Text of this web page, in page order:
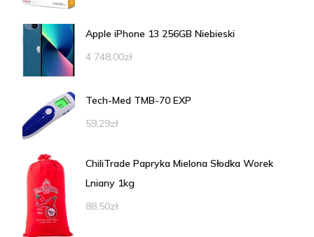
Apple iPhone 13 256GB Niebieski
4 748,00zł
Tech-Med TMB-70 EXP
59,29zł
ChiliTrade Papryka Mielona Słodka Worek
Lniany 1kg
88,50zł